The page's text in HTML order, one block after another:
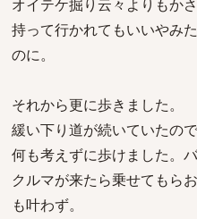
オイテケ掘り云々よりもか
持って行かれてもいいやみ
のに。
それから更に歩きました。
緩い下り道が続いていたの
何も考えずに歩けました。バ
クルマが来たら乗せてもら
も叶わず。